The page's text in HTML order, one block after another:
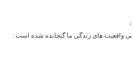
واقعیت های زندگی ما گنجانده شده است :